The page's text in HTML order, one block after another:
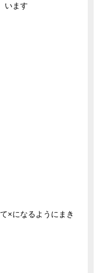
います
×になるようにまき